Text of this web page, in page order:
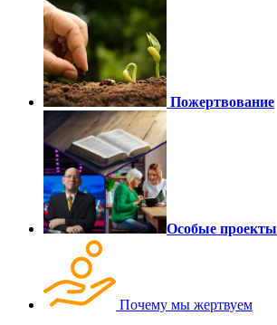
Пожертвование
Особые проекты
Почему мы жертвуем